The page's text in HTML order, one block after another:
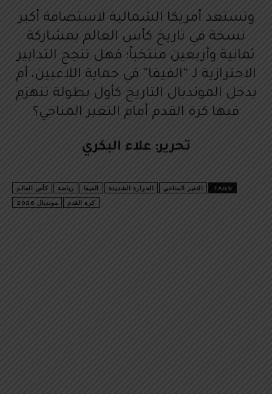
وتستعد أمريكا الشمالية لاستضافة أكبر
نسخة في تاريخ كأس العالم بمشاركة
ثمانية وأربعين منتخباً؛ فهل تنجح التدابير
الاحترازية لـ “الفيفا” في حماية اللاعبين، أم
يدخل المونديال التاريخ كأول بطولة تنهزم
فيها كرة القدم أمام التغير المناخي؟
تحرير: علاء البكري
TAGS التغير المناخي الحرارة الشديدة الفيفا رياضة كأس العالم
كرة القدم مونديال 2026